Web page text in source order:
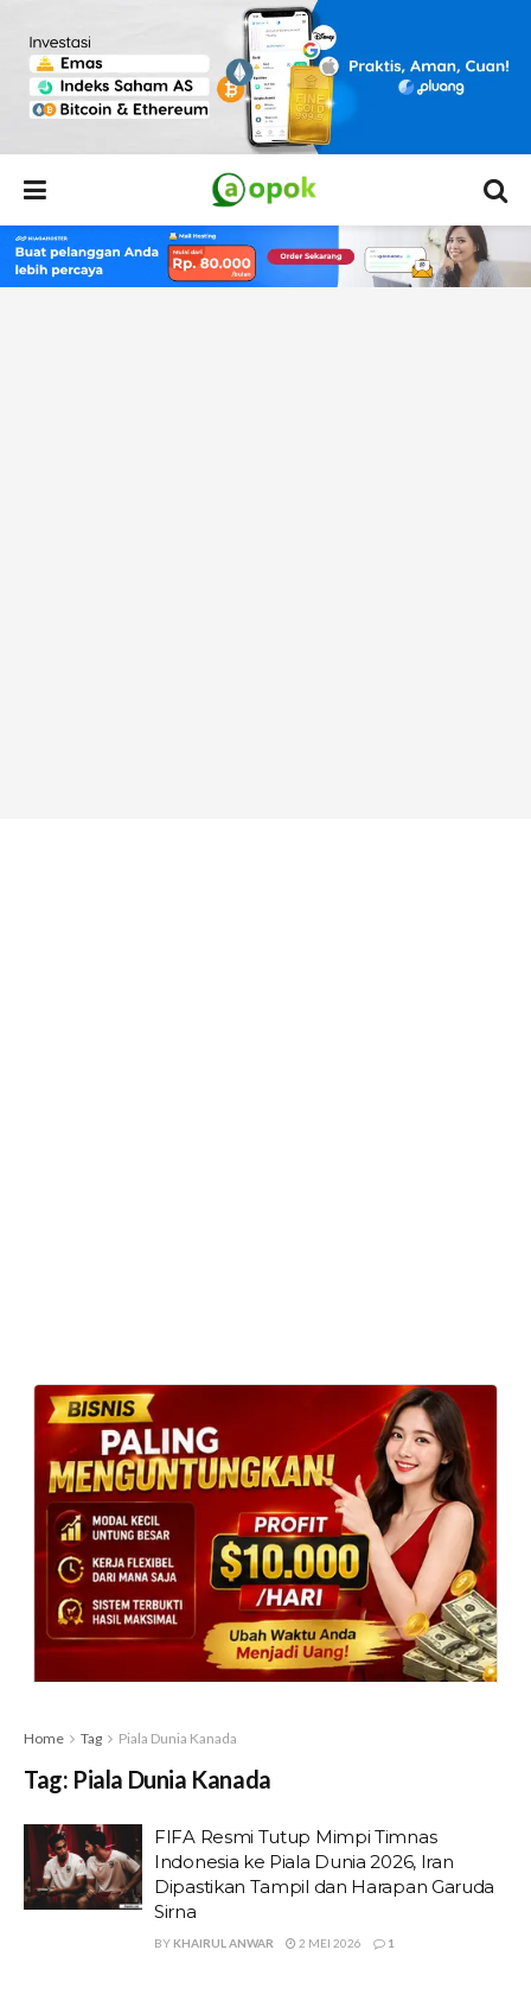
Home Tag Piala Dunia Kanada
Tag: Piala Dunia Kanada
FIFA Resmi Tutup Mimpi Timnas
Indonesia ke Piala Dunia 2026, Iran
Dipastikan Tampil dan Harapan Garuda
Sirna
BY KHAIRUL ANWAR 2 MEI 2026 1